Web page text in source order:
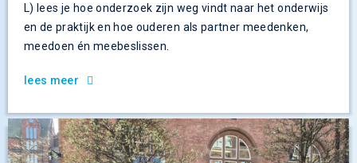
L) lees je hoe onderzoek zijn weg vindt naar het onderwijs
en de praktijk en hoe ouderen als partner meedenken,
meedoen én meebeslissen.
lees meer